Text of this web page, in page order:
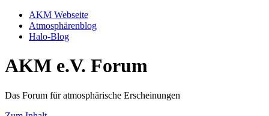
AKM Webseite
Atmosphärenblog
Halo-Blog
AKM e.V. Forum
Das Forum für atmosphärische Erscheinungen